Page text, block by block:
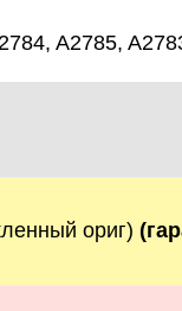
A2785,
ориг)